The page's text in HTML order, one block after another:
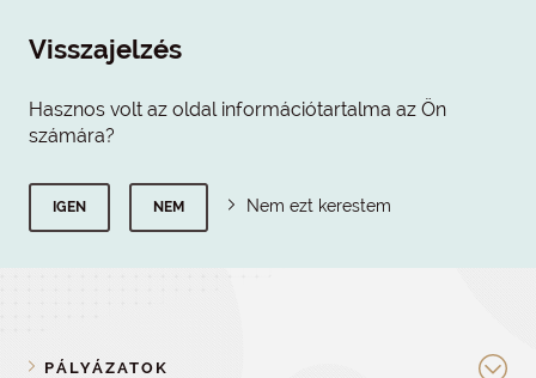
Visszajelzés
Hasznos volt az oldal információtartalma az Ön
számára?
IGEN NEM Nem ezt kerestem
PÁLYÁZATOK